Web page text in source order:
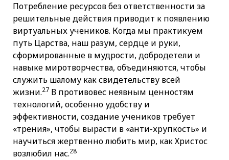
Потребление ресурсов без ответственности за
решительные действия приводит к появлению
виртуальных учеников. Когда мы практикуем
путь Царства, наш разум, сердце и руки,
сформированные в мудрости, добродетели и
навыке миротворчества, объединяются, чтобы
служить шалому как свидетельству всей
жизни.27 В противовес неявным ценностям
технологий, особенно удобству и
эффективности, создание учеников требует
«трения», чтобы вырасти в «анти-хрупкость» и
научиться жертвенно любить мир, как Христос
возлюбил нас.28